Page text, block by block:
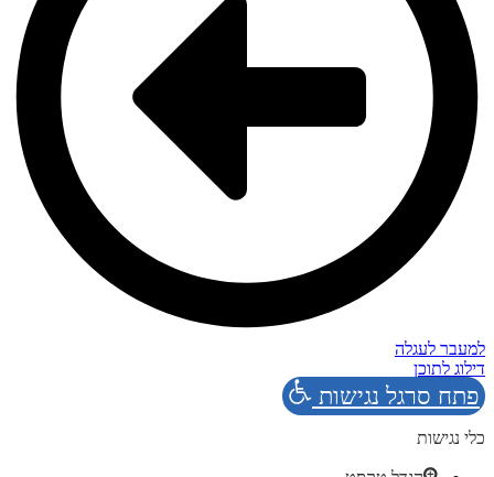
למעבר לעגלה
דילוג לתוכן
פתח סרגל נגישות
כלי נגישות